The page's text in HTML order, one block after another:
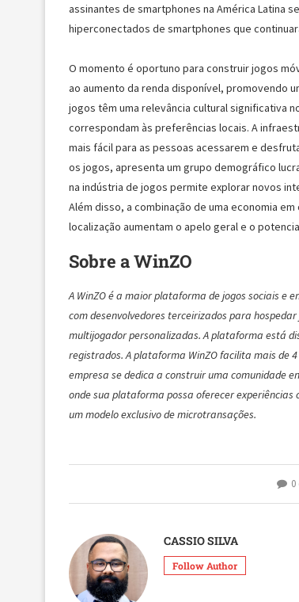
assinantes de smartphones na América Latina
hiperconectados de smartphones que
O momento é oportuno para construir jogos
ao aumento da renda disponível, promovendo
jogos têm uma relevância cultural significativa
correspondam às preferências locais. A
mais fácil para as pessoas acessarem e
os jogos, apresenta um grupo demográfico
na indústria de jogos permite explorar novos
Além disso, a combinação de uma economia
localização aumentam o apelo geral e o
Sobre a WinZO
A WinZO é a maior plataforma de jogos sociais e
com desenvolvedores terceirizados para
multijogador personalizadas. A plataforma está
registrados. A plataforma WinZO facilita mais de
empresa se dedica a construir uma comunidade
onde sua plataforma possa oferecer
um modelo exclusivo de microtransações.
CASSIO SILVA
Follow Author